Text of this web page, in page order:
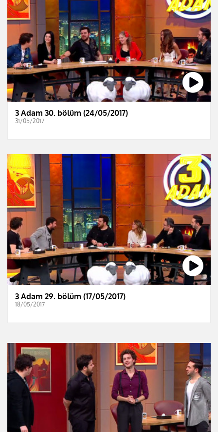
3 Adam 30. bölüm (24/05/2017)
31/05/2017
3 Adam 29. bölüm (17/05/2017)
18/05/2017